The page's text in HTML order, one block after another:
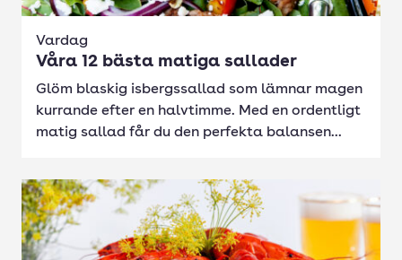
Vardag
Våra 12 bästa matiga sallader
Glöm blaskig isbergssallad som lämnar magen
kurrande efter en halvtimme. Med en ordentligt
matig sallad får du den perfekta balansen...